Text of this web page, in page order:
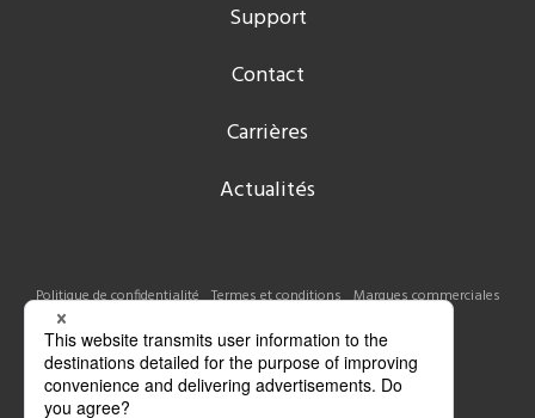
Support
Contact
Carrières
Actualités
Politique de confidentialité Termes et conditions Marques commerciales